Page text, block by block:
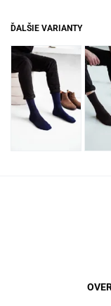
ĎALŠIE VARIANTY